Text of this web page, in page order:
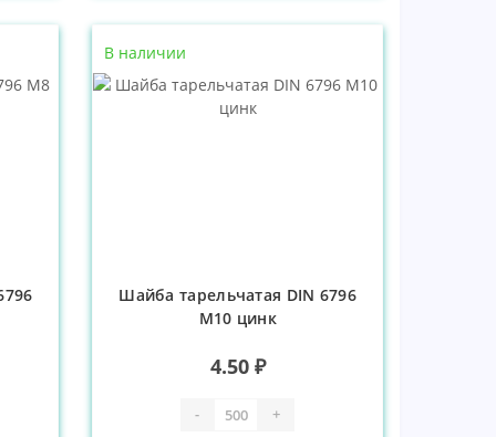
В наличии
Шайба тарельчатая DIN 6796
М10 цинк
4.50 ₽
- +